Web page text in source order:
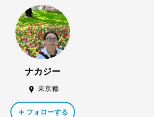
ナカジー
東京都
フォローする